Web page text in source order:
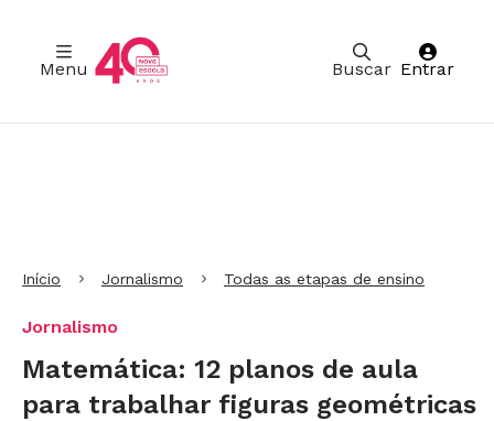
Buscar
Menu Entrar
Início Jornalismo Todas as etapas de ensino
Jornalismo
Matemática: 12 planos de aula
para trabalhar figuras geométricas